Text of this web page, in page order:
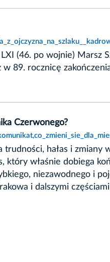
(46. po wojnie)
89. rocznicę
Czerwonego?
hałas i
właśnie dobiega
niezawodnego i
i dalszymi